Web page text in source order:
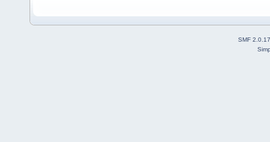
SMF 2.0.17